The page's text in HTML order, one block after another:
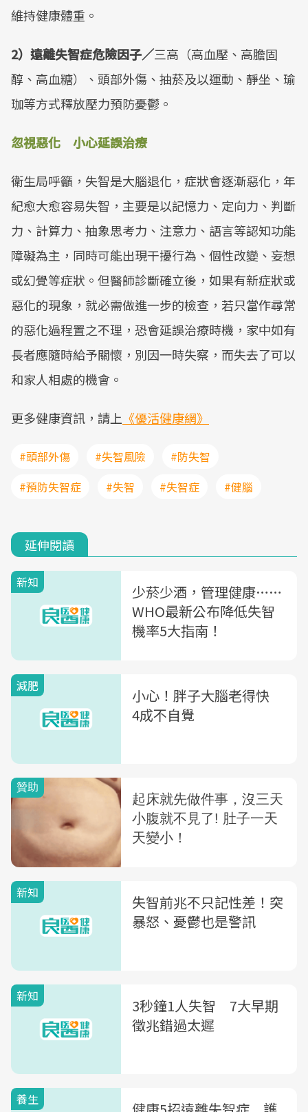
維持健康體重。
2）遠離失智症危險因子／三高（高血壓、高膽固
醇、高血糖）、頭部外傷、抽菸及以運動、靜坐、瑜
珈等方式釋放壓力預防憂鬱。
忽視惡化 小心延誤治療
衛生局呼籲，失智是大腦退化，症狀會逐漸惡化，年
紀愈大愈容易失智，主要是以記憶力、定向力、判斷
力、計算力、抽象思考力、注意力、語言等認知功能
障礙為主，同時可能出現干擾行為、個性改變、妄想
或幻覺等症狀。但醫師診斷確立後，如果有新症狀或
惡化的現象，就必需做進一步的檢查，若只當作尋常
的惡化過程置之不理，恐會延誤治療時機，家中如有
長者應隨時給予關懷，別因一時失察，而失去了可以
和家人相處的機會。
更多健康資訊，請上 《優活健康網》
#頭部外傷 #失智風險
#防失智
#預防失智症
#失智 #失智症 #健腦
延伸閱讀
新知
少菸少酒，管理健康……
WHO最新公布降低失智
機率5大指南！
減肥
小心！胖子大腦老得快
4成不自覺
新知
失智前兆不只記性差！突
暴怒、憂鬱也是警訊
新知
3秒鐘1人失智 7大早期
徵兆錯過太遲
養生